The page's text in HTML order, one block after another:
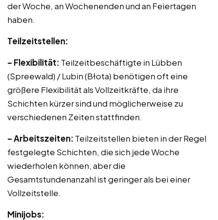
der Woche, an Wochenenden und an Feiertagen
haben.
Teilzeitstellen:
– Flexibilität: Teilzeitbeschäftigte in Lübben
(Spreewald) / Lubin (Błota) benötigen oft eine
größere Flexibilität als Vollzeitkräfte, da ihre
Schichten kürzer sind und möglicherweise zu
verschiedenen Zeiten stattfinden.
– Arbeitszeiten: Teilzeitstellen bieten in der Regel
festgelegte Schichten, die sich jede Woche
wiederholen können, aber die
Gesamtstundenanzahl ist geringer als bei einer
Vollzeitstelle.
Minijobs: